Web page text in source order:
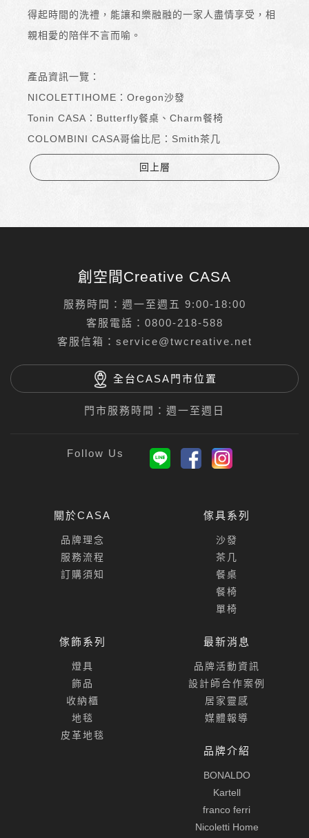
得起時間的洗禮，能讓和樂融融的一家人盡情享受，相
親相愛的陪伴不言而喻。
產品資訊一覽：
NICOLETTIHOME：Oregon沙發
Tonin CASA：Butterfly餐桌、Charm餐椅
COLOMBINI CASA哥倫比尼：Smith茶几
回上層
創空間Creative CASA
服務時間：週一至週五 9:00-18:00
客服電話： 0800-218-588
客服信箱： service@twcreative.net
全台CASA門市位置
門市服務時間：週一至週日
關於CASA
品牌理念
服務流程
訂購須知
傢具系列
沙發
茶几
餐桌
餐椅
單椅
傢飾系列
燈具
飾品
收納櫃
地毯
皮革地毯
最新消息
品牌活動資訊
設計師合作案例
居家靈感
媒體報導
品牌介紹
BONALDO
Kartell
franco ferri
Nicoletti Home